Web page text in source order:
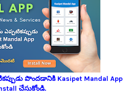
పొందడానికి Kasipet Mandal App
చేసుకోండి.